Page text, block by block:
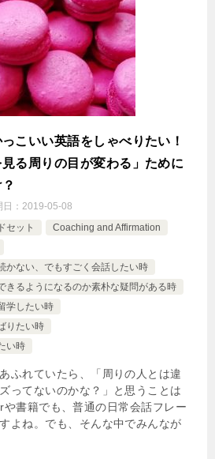
こいい英語をしゃべりたい！
る周りの目が変わる」ために
： 2019-05-08
セット
Coaching and Affirmation
かない、でもすごく会話したい時
きるようになるのか素朴な疑問がある時
学したい時
りたい時
い時
ふれていたら、「周りの人とは違
ってないのかな？」と思うことは
書籍でも、普通の日常会話フレー
よね。でも、そんな中でみんなが